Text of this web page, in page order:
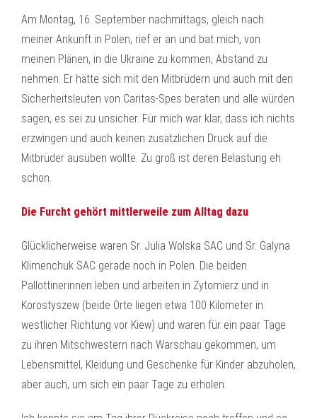
Am Montag, 16. September nachmittags, gleich nach
meiner Ankunft in Polen, rief er an und bat mich, von
meinen Plänen, in die Ukraine zu kommen, Abstand zu
nehmen. Er hätte sich mit den Mitbrüdern und auch mit den
Sicherheitsleuten von Caritas-Spes beraten und alle würden
sagen, es sei zu unsicher. Für mich war klar, dass ich nichts
erzwingen und auch keinen zusätzlichen Druck auf die
Mitbrüder ausüben wollte. Zu groß ist deren Belastung eh
schon.
Die Furcht gehört mittlerweile zum Alltag dazu
Glücklicherweise waren Sr. Julia Wolska SAC und Sr. Galyna
Klimenchuk SAC gerade noch in Polen. Die beiden
Pallottinerinnen leben und arbeiten in Zytomierz und in
Korostyszew (beide Orte liegen etwa 100 Kilometer in
westlicher Richtung vor Kiew) und waren für ein paar Tage
zu ihren Mitschwestern nach Warschau gekommen, um
Lebensmittel, Kleidung und Geschenke für Kinder abzuholen,
aber auch, um sich ein paar Tage zu erholen.